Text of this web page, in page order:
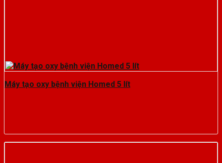
Máy tạo oxy bệnh viện Homed 5 lít